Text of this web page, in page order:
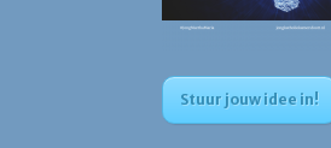
Stuur jouw idee in!